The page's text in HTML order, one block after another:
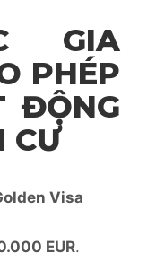
GIA
PHÉP
ĐỘNG
CƯ
Visa
EUR.